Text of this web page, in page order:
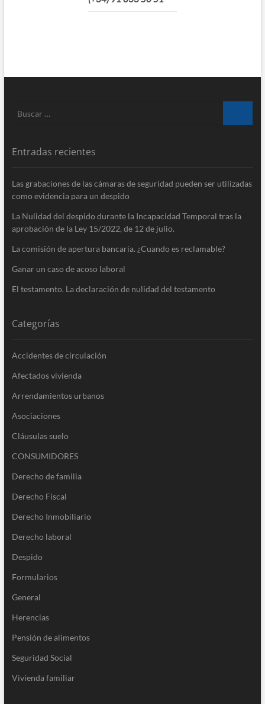
Entradas recientes
Las grabaciones de las cámaras de seguridad pueden ser utilizadas
como evidencia para un despido
La Nulidad del despido durante la Incapacidad Temporal tras la
aprobación de la Ley 15/​2022, de 12 de julio.
La comisión de apertura bancaria. ¿Cuando es reclamable?
Ganar un caso de acoso laboral
El testamento. La declaración de nulidad del testamento
Categorías
Accidentes de circulación
Afectados vivienda
Arrendamientos urbanos
Asociaciones
Cláusulas suelo
CONSUMIDORES
Derecho de familia
Derecho Fiscal
Derecho Inmobiliario
Derecho laboral
Despido
Formularios
General
Herencias
Pensión de alimentos
Seguridad Social
Vivienda familiar